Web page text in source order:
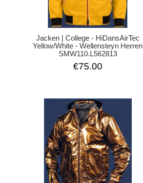
Jacken | College - HiDansAirTec
Yellow/White - Wellensteyn Herren
SMW110.L562813
€75.00